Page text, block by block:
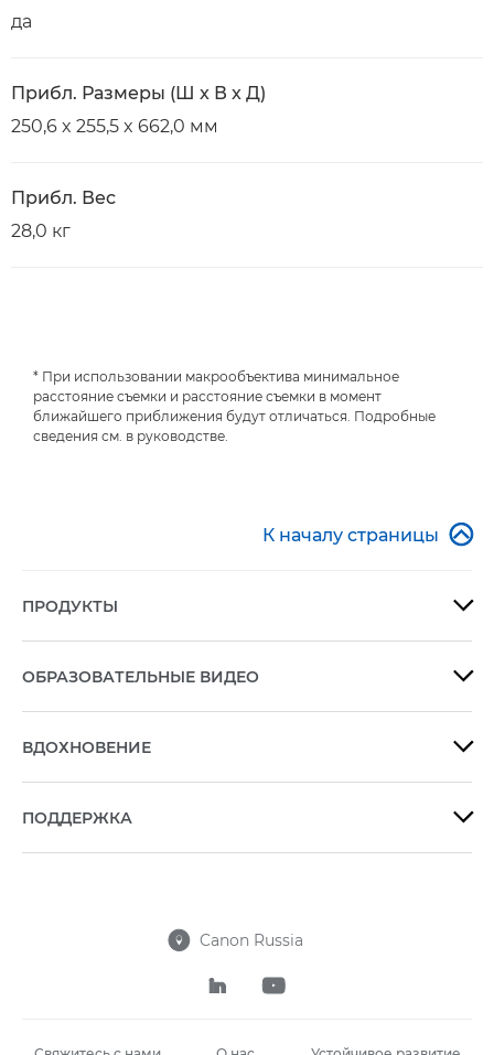
да
Прибл. Размеры (Ш x В x Д)
250,6 x 255,5 x 662,0 мм
Прибл. Вес
28,0 кг
* При использовании макрообъектива минимальное
расстояние съемки и расстояние съемки в момент
ближайшего приближения будут отличаться. Подробные
сведения см. в руководстве.
К началу страницы 
ПРОДУКТЫ 
ОБРАЗОВАТЕЛЬНЫЕ ВИДЕО 
ВДОХНОВЕНИЕ 
ПОДДЕРЖКА 
 Canon Russia
 